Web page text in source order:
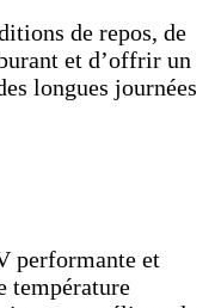
de repos, de
et d’offrir un
longues journées
performante et
température